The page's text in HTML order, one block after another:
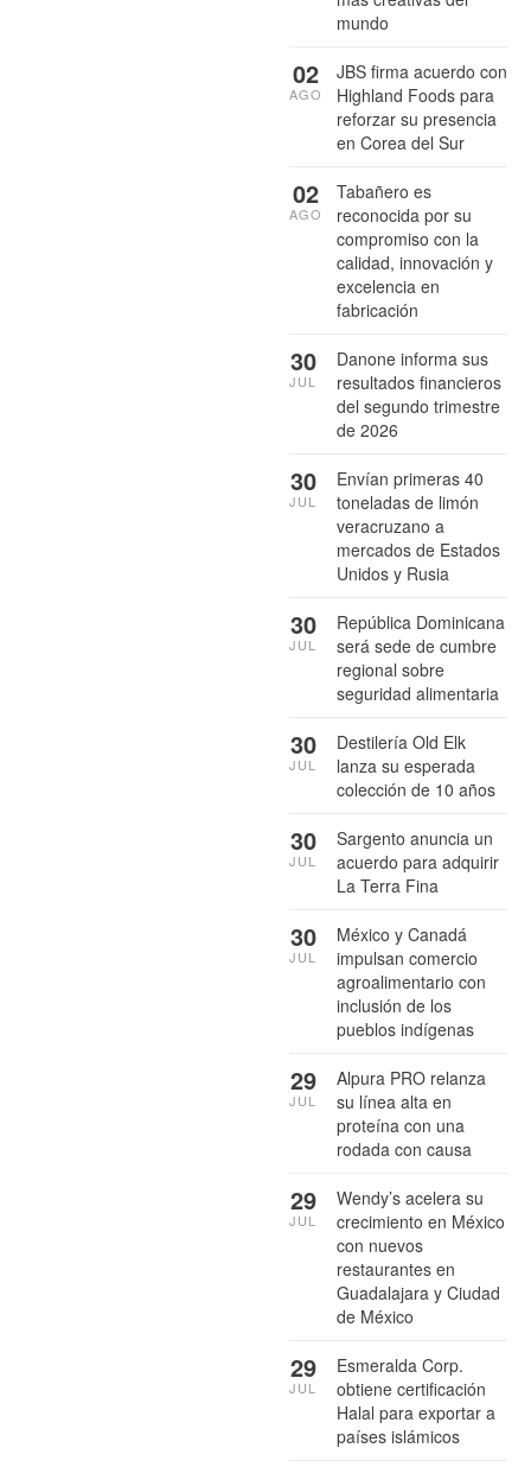
mundo
JBS firma acuerdo con
Highland Foods para
reforzar su presencia
en Corea del Sur
02
AGO
Tabañero es
reconocida por su
compromiso con la
calidad, innovación y
excelencia en
fabricación
02
AGO
Danone informa sus
resultados financieros
del segundo trimestre
de 2026
30
JUL
Envían primeras 40
toneladas de limón
veracruzano a
mercados de Estados
Unidos y Rusia
30
JUL
República Dominicana
será sede de cumbre
regional sobre
seguridad alimentaria
30
JUL
Destilería Old Elk
lanza su esperada
colección de 10 años
30
JUL
Sargento anuncia un
acuerdo para adquirir
La Terra Fina
30
JUL
México y Canadá
impulsan comercio
agroalimentario con
inclusión de los
pueblos indígenas
30
JUL
Alpura PRO relanza
su línea alta en
proteína con una
rodada con causa
29
JUL
Wendy’s acelera su
crecimiento en México
con nuevos
restaurantes en
Guadalajara y Ciudad
de México
29
JUL
Esmeralda Corp.
obtiene certificación
Halal para exportar a
países islámicos
29
JUL